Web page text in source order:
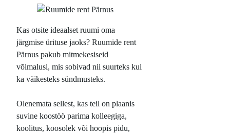
Kas otsite ideaalset ruumi oma
järgmise ürituse jaoks? Ruumide rent
Pärnus pakub mitmekesiseid
võimalusi, mis sobivad nii suurteks kui
ka väikesteks sündmusteks.
Olenemata sellest, kas teil on plaanis
suvine koostöö parima kolleegiga,
koolitus, koosolek või hoopis pidu,